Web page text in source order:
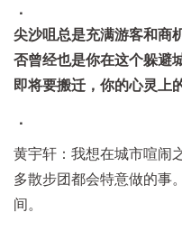
．
尖沙咀总是充满游客和商
否曾经也是你在这个躲避
即将要搬迁，你的心灵上
．
黄宇轩：我想在城市喧闹
多散步团都会特意做的事
间。